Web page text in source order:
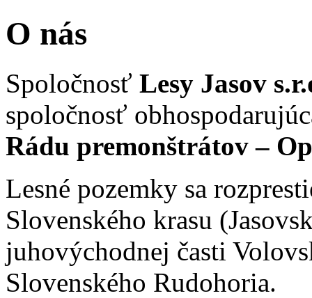
O nás
Spoločnosť Lesy Jasov
spoločnosť
Rádu premonštrátov –
Lesné pozemky sa
Slovenského krasu
juhovýchodnej časti
Slovenského Rudohoria.